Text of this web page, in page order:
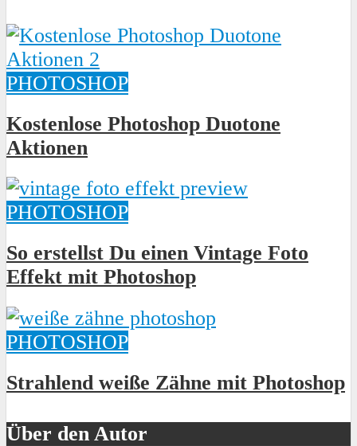
PHOTOSHOP
Kostenlose Photoshop Duotone
Aktionen
PHOTOSHOP
So erstellst Du einen Vintage Foto
Effekt mit Photoshop
PHOTOSHOP
Strahlend weiße Zähne mit Photoshop
Über den Autor